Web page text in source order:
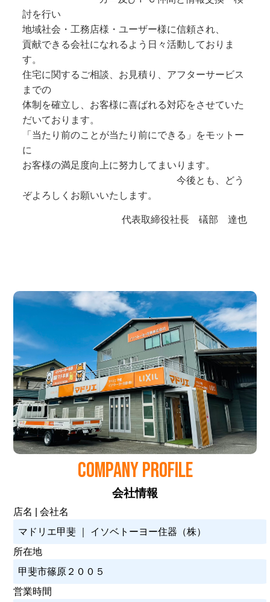
COMPANY PROFILE
会社情報
店名 | 会社名
マドリエ甲斐 ｜ イソベトーヨー住器（株）
所在地
甲斐市篠原２００５
営業時間